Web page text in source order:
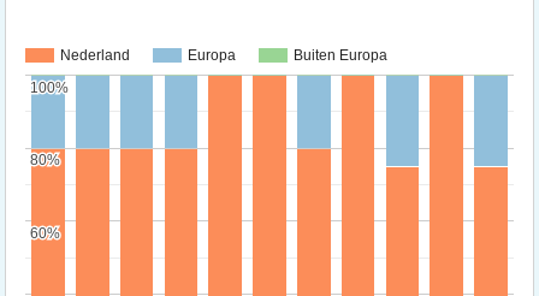
Nederland Europa Buiten Europa
60%
60%
80%
80%
100%
100%